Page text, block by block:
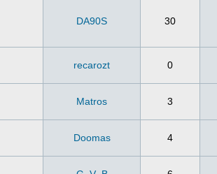
DA90S 30
recarozt 0
Matros 3
Doomas 4